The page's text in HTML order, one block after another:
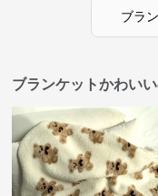
ブラ
ブランケットかわい